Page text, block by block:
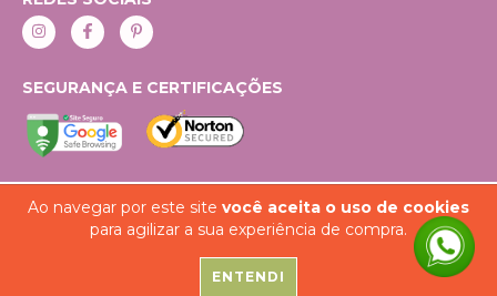
Ao navegar por este site você aceita o uso de cookies
para agilizar a sua experiência de compra.
ENTENDI
SEGURANÇA E CERTIFICAÇÕES
COPYRIGHT AMICA MIA ACESSÓRIOS DO VESTUÁRIO LTDA - 20991531000109 - 2026.